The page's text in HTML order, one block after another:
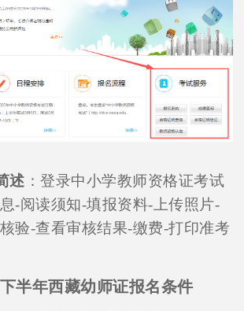
述 ：登录中小学教师资格证考试
-阅读须知-填报资料-上传照片-
验-查看审核结果-缴费-打印准考
半年西藏幼师证报名条件